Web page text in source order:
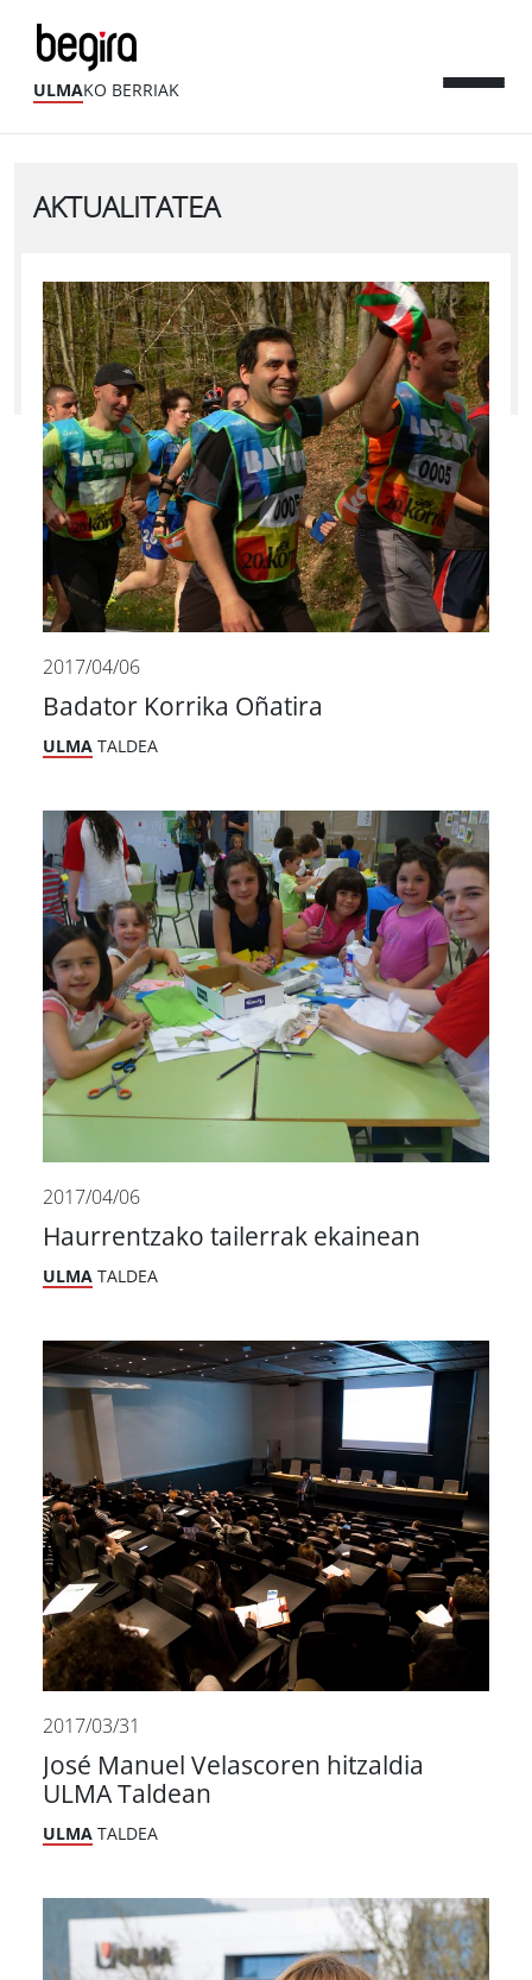
ULMAKO BERRIAK
AKTUALITATEA
2017/04/06
Badator Korrika Oñatira
ULMA TALDEA
2017/04/06
Haurrentzako tailerrak ekainean
ULMA TALDEA
2017/03/31
José Manuel Velascoren hitzaldia
ULMA Taldean
ULMA TALDEA